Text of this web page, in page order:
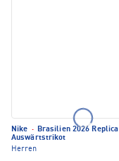
Nike · Brasilien 2026 Replica
Auswärtstrikot
Herren